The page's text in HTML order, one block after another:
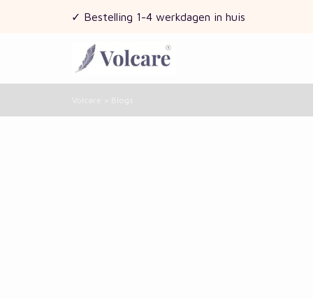
✓ Bestelling 1-4 werkdagen in huis
Volcare Blogs